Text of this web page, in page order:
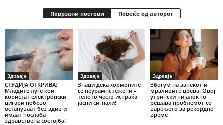
Поврзани постови Повеќе од авторот
Здравје
СТУДИЈА ОТКРИВА:
Младите луѓе кои
користат електронски
цигари побрзо
остануваат без здив и
имаат послаба
здравствена состојба!
Здравје
Знаци дека хормоните
се неурамнотежени –
телото често испраќа
јасни сигнали!
Здравје
Збогум на запекот и
мрзливите црева: Овој
утрински пијалок го
решава проблемот со
варењето за рекордно
време